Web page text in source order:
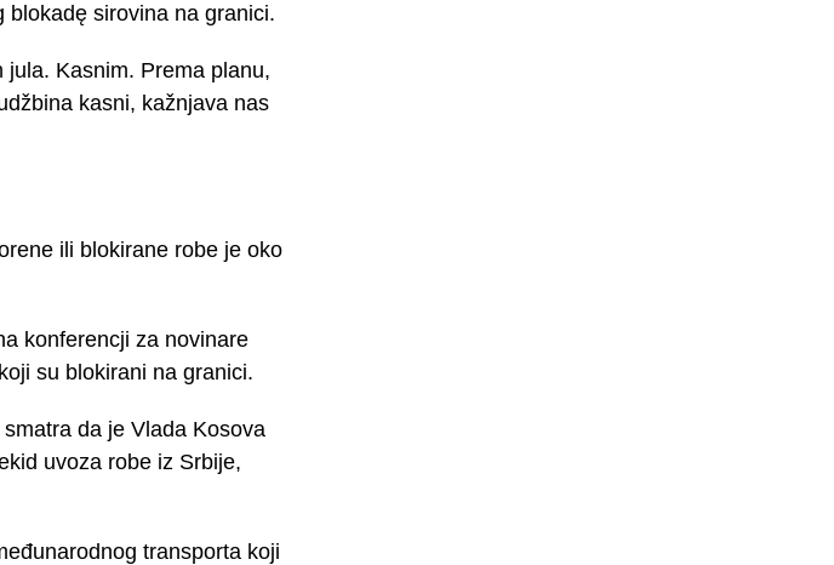
sirovina na granici.
jula. Kasnim. Prema planu,
kasni, kažnjava nas
ili blokirane robe je oko
konferencji za novinare
su blokirani na granici.
da je Vlada Kosova
uvoza robe iz Srbije,
transporta koji